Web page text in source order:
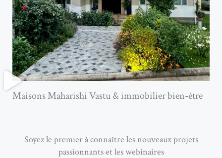
Maisons Maharishi Vastu & immobilier bien-être
Soyez le premier à connaître les nouveaux projets
passionnants et les webinaires